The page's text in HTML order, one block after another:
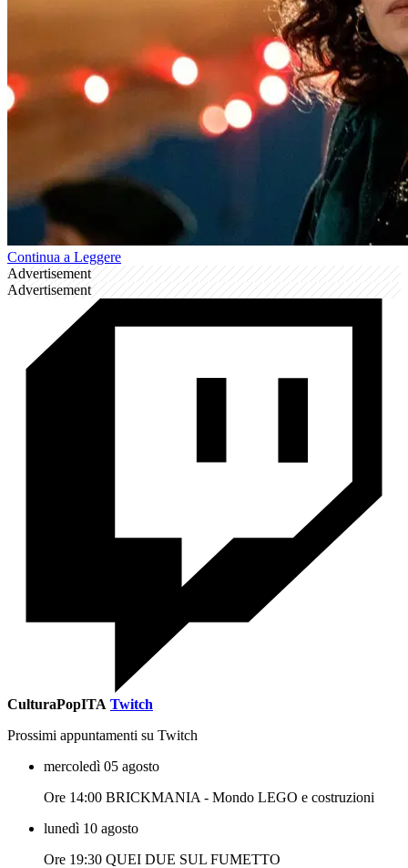
Continua a Leggere
Advertisement
Advertisement
CulturaPopITA Twitch
Prossimi appuntamenti su Twitch
mercoledì 05 agosto
Ore 14:00 BRICKMANIA - Mondo LEGO e costruzioni
lunedì 10 agosto
Ore 19:30 QUEI DUE SUL FUMETTO